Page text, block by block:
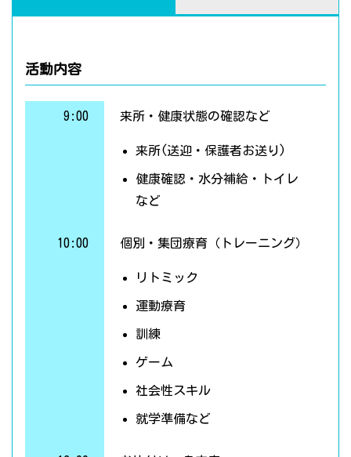
活動内容
9:00 来所・健康状態の確認など
来所(送迎・保護者お送り)
健康確認・水分補給・トイレ
など
10:00 個別・集団療育（トレーニング）
リトミック
運動療育
訓練
ゲーム
社会性スキル
就学準備など